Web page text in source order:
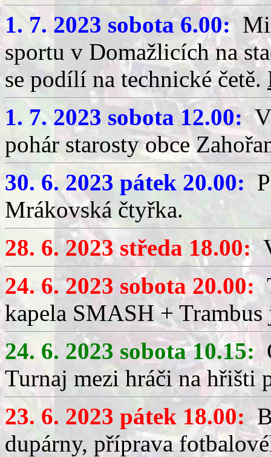
1. 7. 2023 sobota 6.00:
sportu v Domažlicích na
se podílí na technické četě.
1. 7. 2023 sobota 12.00:
pohár starosty obce
30. 6. 2023 pátek 20.00:
Mrákovská čtyřka.
28. 6. 2023 středa 18.00:
24. 6. 2023 sobota 20.00:
kapela SMASH + Trambus
24. 6. 2023 sobota 10.15:
Turnaj mezi hráči na hřišti
23. 6. 2023 pátek 18.00:
dupárny, příprava